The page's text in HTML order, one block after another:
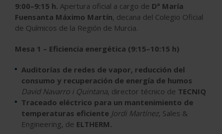
9:00–9:15 h. Apertura oficial a cargo de Dª María
Fuensanta Máximo Martín, decana del Colegio Oficial
de Químicos de la Región de Murcia.
Mesa 1 – Eficiencia energética (9:15–10:15 h)
Auditorías de redes de vapor, reducción del
consumo y recuperación de energía de humos
David Navarro i Quintana, director técnico de TECNIQ
Traceado eléctrico para un mantenimiento de
temperaturas eficiente Jordi Martínez, Sales &
Engineering, de ELTHERM.